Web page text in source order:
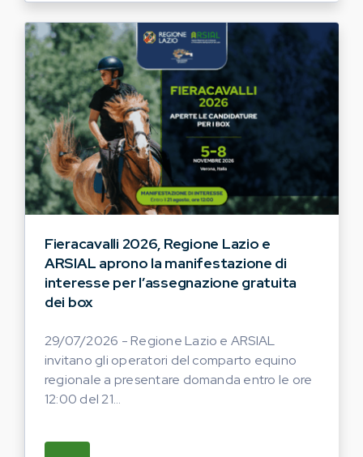
Fieracavalli 2026, Regione Lazio e
ARSIAL aprono la manifestazione di
interesse per l’assegnazione gratuita
dei box
29/07/2026 - Regione Lazio e ARSIAL
invitano gli operatori del comparto equino
regionale a presentare domanda entro le ore
12:00 del 21...